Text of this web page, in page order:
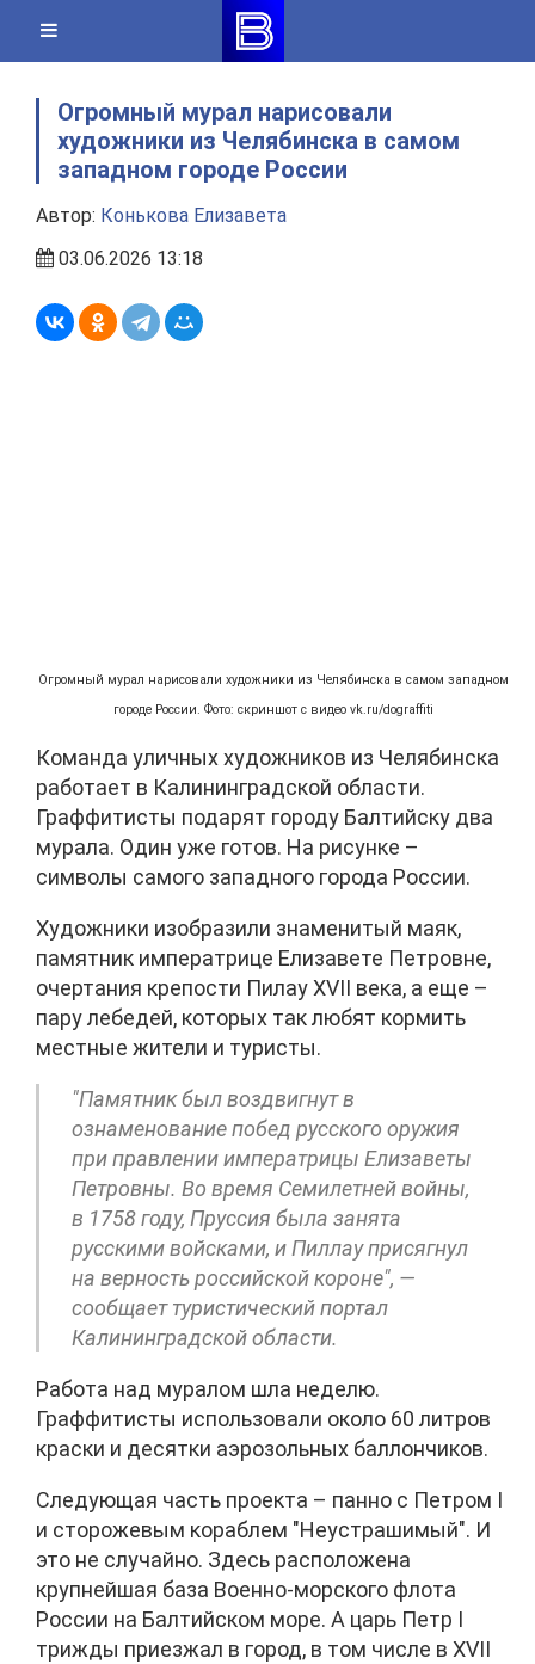
content
Огромный мурал нарисовали
художники из Челябинска в самом
западном городе России
Автор: Конькова Елизавета
03.06.2026 13:18
Огромный мурал нарисовали художники из Челябинска в самом западном
городе России. Фото: скриншот с видео vk.ru/dograffiti
Команда уличных художников из Челябинска
работает в Калининградской области.
Граффитисты подарят городу Балтийску два
мурала. Один уже готов. На рисунке –
символы самого западного города России.
Художники изобразили знаменитый маяк,
памятник императрице Елизавете Петровне,
очертания крепости Пилау XVII века, а еще –
пару лебедей, которых так любят кормить
местные жители и туристы.
"Памятник был воздвигнут в
ознаменование побед русского оружия
при правлении императрицы Елизаветы
Петровны. Во время Семилетней войны,
в 1758 году, Пруссия была занята
русскими войсками, и Пиллау присягнул
на верность российской короне", —
сообщает туристический портал
Калининградской области.
Работа над муралом шла неделю.
Граффитисты использовали около 60 литров
краски и десятки аэрозольных баллончиков.
Следующая часть проекта – панно с Петром I
и сторожевым кораблем "Неустрашимый". И
это не случайно. Здесь расположена
крупнейшая база Военно-морского флота
России на Балтийском море. А царь Петр I
трижды приезжал в город, в том числе в XVII